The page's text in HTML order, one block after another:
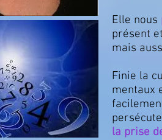
Elle nous
présent
mais
Finie la
mentaux
la prise